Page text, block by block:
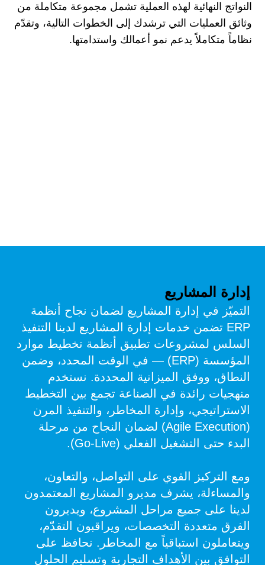
النواتج النهائية لهذه العملية تشمل مجموعة متكاملة من
وثائق العمليات التي ترشدك إلى الخطوات التالية، وتقدّم
نظاماً متكاملاً يدعم نمو أعمالك واستدامتها.
التميّز في إدارة المشاريع لضمان نجاح أنظمة
ERP تضمن خدمات إدارة المشاريع لدينا التنفيذ
السلس لمشروعات تطبيق أنظمة تخطيط موارد
المؤسسة (ERP) — في الوقت المحدد، وضمن
النطاق، ووفق الميزانية المحددة. نستخدم
منهجيات رائدة في الصناعة تجمع بين التخطيط
الاستراتيجي، وإدارة المخاطر، والتنفيذ المرن
(Agile Execution) لضمان النجاح من مرحلة
البدء حتى التشغيل الفعلي (Go-Live).
ومع التركيز القوي على التواصل، والتعاون،
والمساءلة، يشرف مديرو المشاريع المعتمدون
لدينا على جميع مراحل المشروع، ويديرون
الفرق متعددة التخصصات، ويراقبون التقدّم،
ويتعاملون استباقياً مع المخاطر. نحافظ على
التوافق بين الأهداف التجارية وتسليم الحلول
إدارة المشاريع